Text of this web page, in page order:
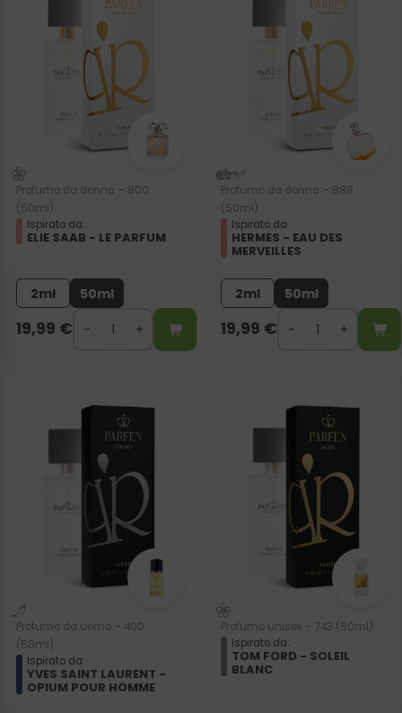
Profumo da donna – 800
(50ml)
Ispirato da:
ELIE SAAB - LE PARFUM
2ml 50ml
19,99 €
Profumo da donna – 888
(50ml)
Ispirato da:
HERMES - EAU DES
MERVEILLES
2ml 50ml
19,99 €
Profumo da uomo – 400
(50ml)
Ispirato da:
YVES SAINT LAURENT -
OPIUM POUR HOMME
Profumo unisex – 743 (50ml)
Ispirato da:
TOM FORD - SOLEIL
BLANC